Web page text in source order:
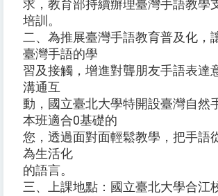
求，教育部持續辦理臺灣手語教學
培訓。
二、為推展臺灣手語教育普及化，
臺灣手語的學
習及接觸，增進對聾朋友手語表達
溝通互
動，國立臺北大學特開設臺灣自然
本班適合0基礎的
您，透過面對面輕鬆教學，把手語
為生活化
的語言。
三、上課地點：國立臺北大學合江